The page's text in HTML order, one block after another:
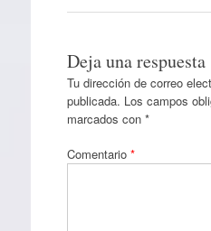
Deja una respuesta
Tu dirección de correo
publicada. Los campos
marcados con *
Comentario *